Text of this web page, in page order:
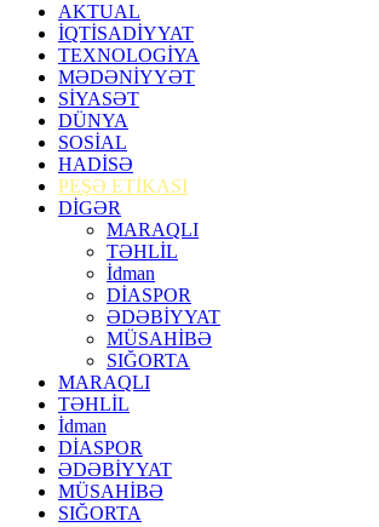
AKTUAL
İQTİSADİYYAT
TEXNOLOGİYA
MƏDƏNİYYƏT
SİYASƏT
DÜNYA
SOSİAL
HADİSƏ
PEŞƏ ETİKASI
DİGƏR
MARAQLI
TƏHLİL
İdman
DİASPOR
ƏDƏBİYYAT
MÜSAHİBƏ
SIĞORTA
MARAQLI
TƏHLİL
İdman
DİASPOR
ƏDƏBİYYAT
MÜSAHİBƏ
SIĞORTA